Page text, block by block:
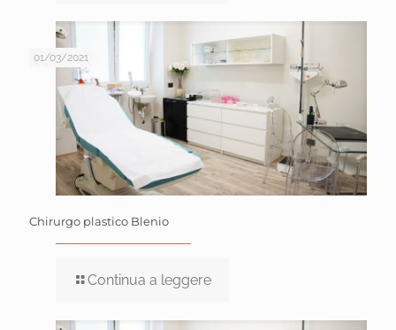
01/03/2021
Chirurgo plastico Blenio
Continua a leggere